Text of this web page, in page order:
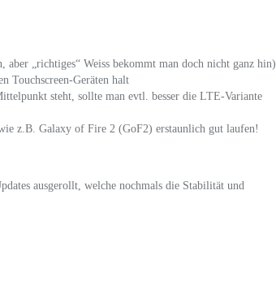
„richtiges“ Weiss bekommt man doch nicht ganz hin)
Touchscreen-Geräten halt
steht, sollte man evtl. besser die LTE-Variante
z.B. Galaxy of Fire 2 (GoF2) erstaunlich gut laufen!
ausgerollt, welche nochmals die Stabilität und